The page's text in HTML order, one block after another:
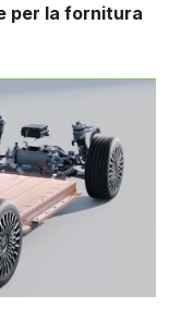
per la fornitura